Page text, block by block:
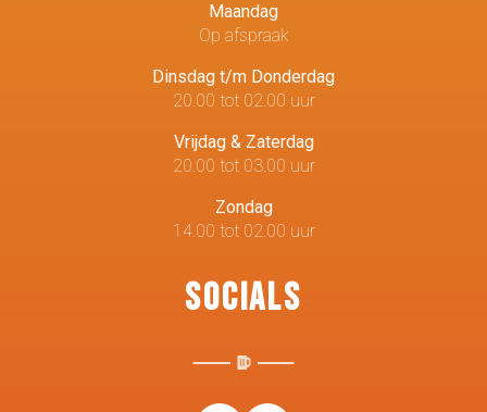
Maandag
Op afspraak
Dinsdag t/m Donderdag
20.00 tot 02.00 uur
Vrijdag & Zaterdag
20.00 tot 03.00 uur
Zondag
14.00 tot 02.00 uur
Socials